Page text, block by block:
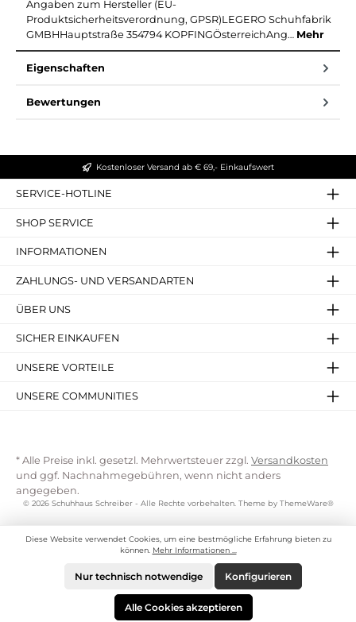
Angaben zum Hersteller (EU-
Produktsicherheitsverordnung, GPSR)LEGERO Schuhfabrik
GMBHHauptstraße 354794 KOPFINGÖsterreichAng… Mehr
Eigenschaften
Bewertungen
Kostenloser Versand ab € 69,- Einkaufswert
SERVICE-HOTLINE
SHOP SERVICE
INFORMATIONEN
ZAHLUNGS- UND VERSANDARTEN
ÜBER UNS
SICHER EINKAUFEN
UNSERE VORTEILE
UNSERE COMMUNITIES
* Alle Preise inkl. gesetzl. Mehrwertsteuer zzgl. Versandkosten
und ggf. Nachnahmegebühren, wenn nicht anders
angegeben.
© 2026 Schuhhaus Schreiber - Alle Rechte vorbehalten. Theme by ThemeWare®
Diese Website verwendet Cookies, um eine bestmögliche Erfahrung bieten zu
können. Mehr Informationen ...
Nur technisch notwendige Konfigurieren
Alle Cookies akzeptieren